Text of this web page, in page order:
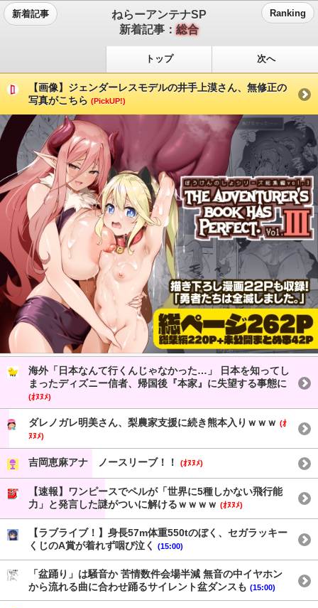
新着記事
ねらーアンテナSP
新着記事：総合
Ranking
トップ 次へ
【画像】ジェンダーレスモデルの井手上漠さん、無修正の
写真がこちら (PickUP!)
海外「日本なんて行くんじゃなかった…」 日本を知ってし
まったディズニー信者、帰国後『本家』に失望する事態に
(ｵﾇﾇﾒ)
ダレノガレ明美さん、梨農家支援に続き熊本入りｗｗｗ (ｵ
ﾇﾇﾒ)
吉岡恵麻アナ ノースリーブ！！ (ｵﾇﾇﾒ)
【速報】ワンピースでペルが「世界に5種しかない飛行能
力」と発言した謎がついに解けるｗｗｗｗ (ｵﾇﾇﾒ)
【ラブライブ！】身長57m体重550tのぼく、セガラッキー
くじのA賞が着れず咽び泣く
(15:00)
「盆踊り」は騒音か 苦情数件会場半減 無音の中イヤホン
から流れる曲に合わせ踊るサイレント盆ダンスも (15:00)